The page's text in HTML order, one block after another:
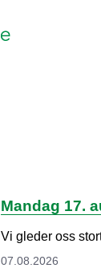
Mandag 17.
Vi gleder oss
07.08.2026